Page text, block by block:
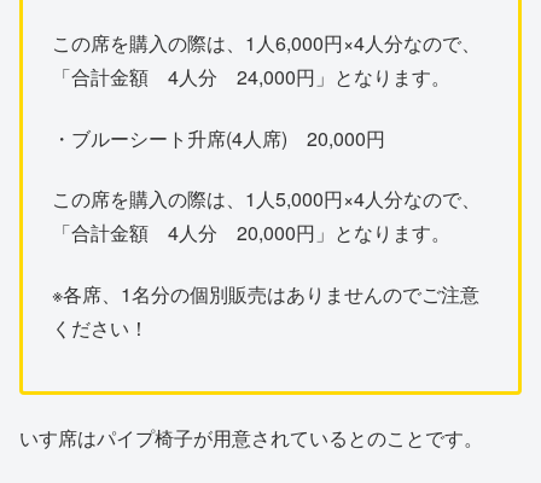
この席を購入の際は、1人6,000円×4人分なので、
「合計金額 4人分 24,000円」となります。
・ブルーシート升席(4人席) 20,000円
この席を購入の際は、1人5,000円×4人分なので、
「合計金額 4人分 20,000円」となります。
※各席、1名分の個別販売はありませんのでご注意
ください！
いす席はパイプ椅子が用意されているとのことです。